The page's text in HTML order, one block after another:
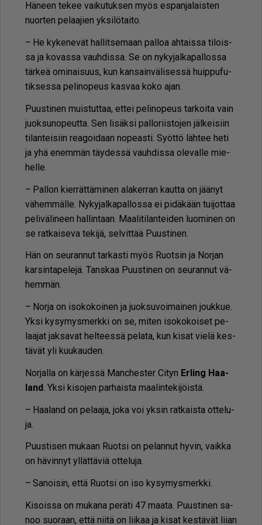
Hä­neen te­kee vai­ku­tuk­sen myös es­pan­ja­lais­ten
nuor­ten pe­laa­jien yk­si­lö­tai­to.
– He ky­ke­ne­vät hal­lit­se­maan pal­loa ah­tais­sa ti­lois­
sa ja ko­vas­sa vauh­dis­sa. Se on ny­ky­jal­ka­pal­los­sa
tär­keä omi­nai­suus, kun kan­sain­vä­li­ses­sä huip­pu­fu­
tik­ses­sa pe­li­no­peus kas­vaa koko ajan.
Puus­ti­nen muis­tut­taa, et­tei pe­li­no­peus tar­koi­ta vain
juok­su­no­peut­ta. Sen li­säk­si pal­lo­riis­to­jen jäl­kei­siin
ti­lan­tei­siin re­a­goi­daan no­pe­as­ti. Syöt­tö läh­tee heti
ja yhä enem­män täy­des­sä vauh­dis­sa ole­val­le mie­
hel­le.
– Pal­lon kier­rät­tä­mi­nen ala­ker­ran kaut­ta on jää­nyt
vä­hem­mäl­le. Ny­ky­jal­ka­pal­los­sa ei pi­dä­kään tui­jot­taa
pe­li­vä­li­neen hal­lin­taan. Maa­li­ti­lan­tei­den luo­mi­nen on
se rat­kai­se­va te­ki­jä, sel­vit­tää Puus­ti­nen.
Hän on seu­ran­nut tar­kas­ti myös Ruot­sin ja Nor­jan
kar­sin­ta­pe­le­jä. Tans­kaa Puus­ti­nen on seu­ran­nut vä­
hem­män.
– Nor­ja on iso­ko­koi­nen ja juok­su­voi­mai­nen jouk­kue.
Yk­si ky­sy­mys­merk­ki on se, mi­ten iso­ko­koi­set pe­
laa­jat jak­sa­vat hel­tees­sä pe­la­ta, kun ki­sat vie­lä kes­
tä­vät yli kuu­kau­den.
Nor­jal­la on kär­jes­sä Manc­hes­ter Ci­tyn Er­ling Haa­
land. Yk­si ki­so­jen par­hais­ta maa­lin­te­ki­jöis­tä.
– Haa­land on pe­laa­ja, joka voi yk­sin rat­kais­ta ot­te­lu­
ja.
Puus­ti­sen mu­kaan Ruot­si on pe­lan­nut hy­vin, vaik­ka
on hä­vin­nyt yl­lät­tä­viä ot­te­lu­ja.
– Sa­noi­sin, et­tä Ruot­si on iso ky­sy­mys­merk­ki.
Ki­sois­sa on mu­ka­na pe­rä­ti 47 maa­ta. Puus­ti­nen sa­
noo suo­raan, et­tä nii­tä on lii­kaa ja ki­sat kes­tä­vät lii­an